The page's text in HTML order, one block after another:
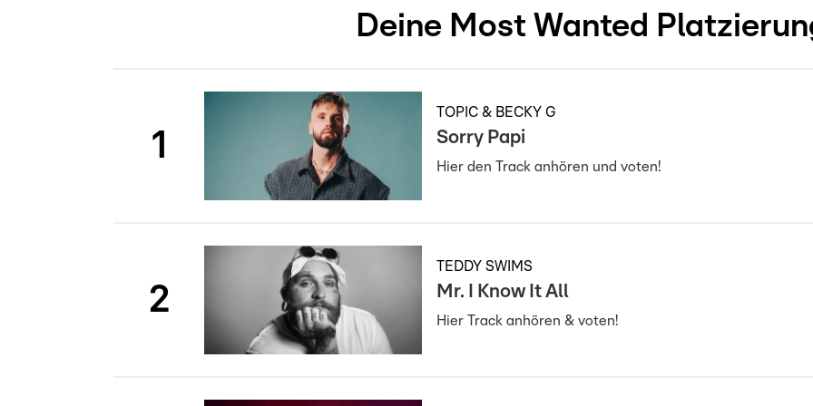
Deine Most Wanted
1
TOPIC & BECKY G
Sorry Papi
Hier den Track anhören und voten!
2
TEDDY SWIMS
Mr. I Know It All
Hier Track anhören & voten!